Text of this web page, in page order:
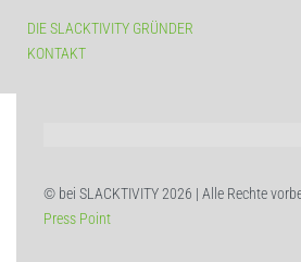
DIE SLACKTIVITY GRÜNDER
KONTAKT
© bei SLACKTIVITY 2026 | Alle Rechte
Press Point